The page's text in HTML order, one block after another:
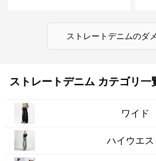
ストレートデニムのダ
ストレートデニム カテゴリ一
ワイド
ハイウエス